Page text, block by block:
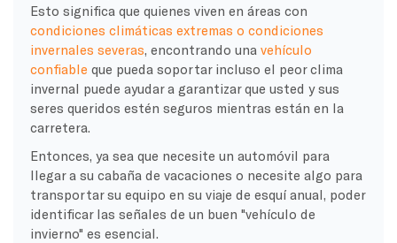
Esto significa que quienes viven en áreas con
condiciones climáticas extremas o condiciones
invernales severas , encontrando una vehículo
confiable que pueda soportar incluso el peor clima
invernal puede ayudar a garantizar que usted y sus
seres queridos estén seguros mientras están en la
carretera.
Entonces, ya sea que necesite un automóvil para
llegar a su cabaña de vacaciones o necesite algo para
transportar su equipo en su viaje de esquí anual, poder
identificar las señales de un buen "vehículo de
invierno" es esencial.